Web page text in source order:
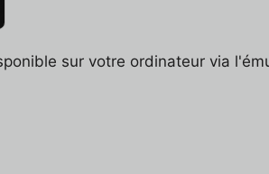
sur votre ordinateur via